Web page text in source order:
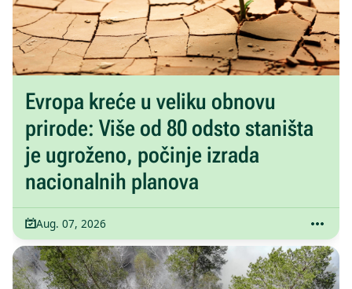
Evropa kreće u veliku obnovu
prirode: Više od 80 odsto staništa
je ugroženo, počinje izrada
nacionalnih planova
Aug. 07, 2026